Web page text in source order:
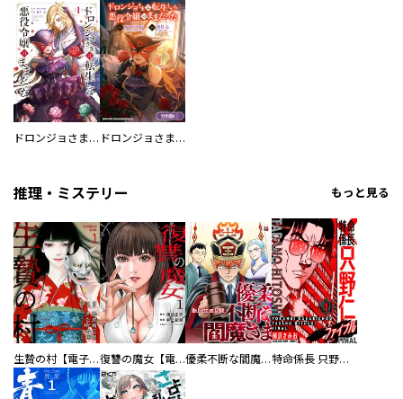
ドロンジョさまは転生しても悪役令嬢のままだった ドロンジョさまは転生しても悪役令嬢のままだった【分冊版】
推理・ミステリー もっと見る
生贄の村【電子単行本版】 復讐の魔女【電子単行本版】 優柔不断な閻魔さま 特命係長 只野仁ファイナル 愛蔵版